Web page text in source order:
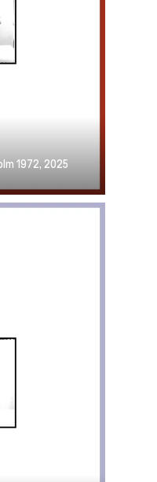
1972, 2025